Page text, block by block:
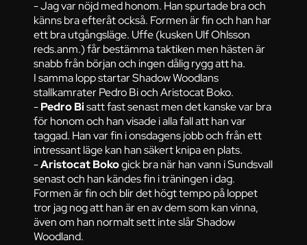
- Jag var nöjd med honom. Han spurtade bra och
känns bra efteråt också. Formen är fin och han har
ett bra utgångsläge. Uffe (kusken Ulf Ohlsson
reds.anm.) får bestämma taktiken men hästen är
snabb från början och ingen dålig rygg att ha.
I samma lopp startar Shadow Woodlans
stallkamrater Pedro Bi och Aristocat Boko.
-Pedro Bisatt fast senast men det kanske var bra
för honom och han visade i alla fall att han var
taggad. Han var fin i onsdagens jobb och från ett
intressant läge kan han säkert knipa en plats.
-Aristocat Bokogick bra när han vann i Sundsvall
senast och han kändes fin i träningen i dag.
Formen är fin och blir det högt tempo på loppet
tror jag nog att han är en av dem som kan vinna,
även om han normalt sett inte slår Shadow
Woodland.